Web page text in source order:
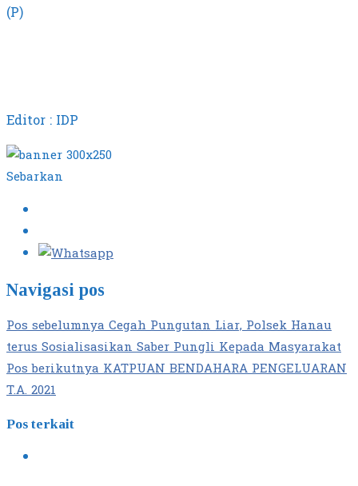
(P)
Editor : IDP
Sebarkan
Navigasi pos
Pos sebelumnyaCegah Pungutan Liar, Polsek Hanau
terus Sosialisasikan Saber Pungli Kepada Masyarakat
Pos berikutnyaKATPUAN BENDAHARA PENGELUARAN
T.A. 2021
Pos terkait